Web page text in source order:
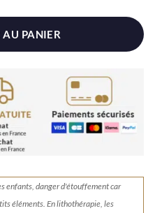
AU PANIER
enfants, danger d'étouffement car
éléments.En lithothérapie, les